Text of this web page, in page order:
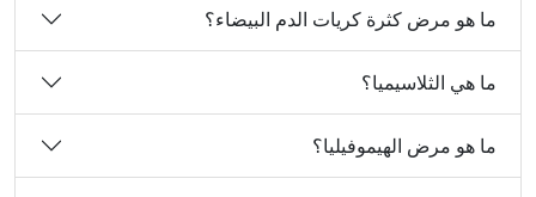
ما هو مرض كثرة كريات الدم البيضاء؟
ما هي الثلاسيميا؟
ما هو مرض الهيموفيليا؟